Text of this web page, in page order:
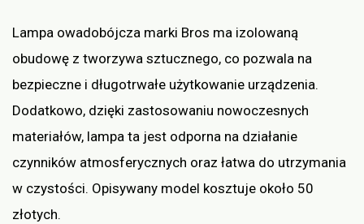
Lampa owadobójcza marki Bros ma izolowaną
obudowę z tworzywa sztucznego, co pozwala na
bezpieczne i długotrwałe użytkowanie urządzenia.
Dodatkowo, dzięki zastosowaniu nowoczesnych
materiałów, lampa ta jest odporna na działanie
czynników atmosferycznych oraz łatwa do utrzymania
w czystości. Opisywany model kosztuje około 50
złotych.